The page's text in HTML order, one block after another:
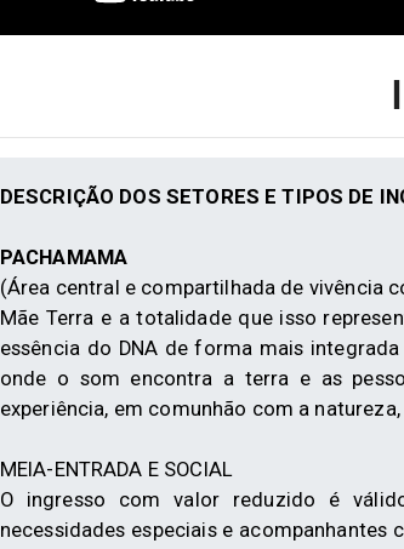
DESCRIÇÃO DOS SETORES E TIPOS DE
PACHAMAMA
(Área central e compartilhada de vivência
Mãe Terra e a totalidade que isso
essência do DNA de forma mais
onde o som encontra a terra e as
experiência, em comunhão com a
MEIA-ENTRADA E SOCIAL
O ingresso com valor reduzido é
necessidades especiais e